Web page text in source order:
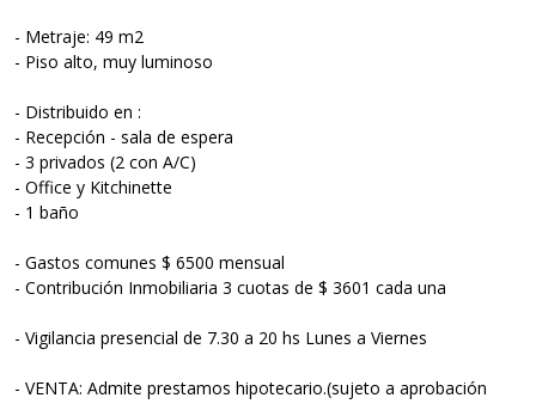
- Metraje: 49 m2
- Piso alto, muy luminoso
- Distribuido en :
- Recepción - sala de espera
- 3 privados (2 con A/C)
- Office y Kitchinette
- 1 baño
- Gastos comunes $ 6500 mensual
- Contribución Inmobiliaria 3 cuotas de $ 3601 cada una
- Vigilancia presencial de 7.30 a 20 hs Lunes a Viernes
- VENTA: Admite prestamos hipotecario.(sujeto a aprobación